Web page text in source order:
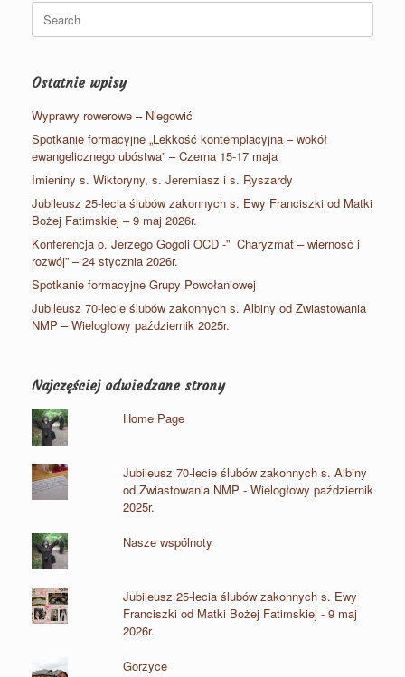
Search
for:
Ostatnie wpisy
Wyprawy rowerowe – Niegowić
Spotkanie formacyjne „Lekkość kontemplacyjna – wokół
ewangelicznego ubóstwa” – Czerna 15-17 maja
Imieniny s. Wiktoryny, s. Jeremiasz i s. Ryszardy
Jubileusz 25-lecia ślubów zakonnych s. Ewy Franciszki od Matki
Bożej Fatimskiej – 9 maj 2026r.
Konferencja o. Jerzego Gogoli OCD -” Charyzmat – wierność i
rozwój” – 24 stycznia 2026r.
Spotkanie formacyjne Grupy Powołaniowej
Jubileusz 70-lecie ślubów zakonnych s. Albiny od Zwiastowania
NMP – Wielogłowy październik 2025r.
Najczęściej odwiedzane strony
Home Page
Jubileusz 70-lecie ślubów zakonnych s. Albiny
od Zwiastowania NMP - Wielogłowy październik
2025r.
Nasze wspólnoty
Jubileusz 25-lecia ślubów zakonnych s. Ewy
Franciszki od Matki Bożej Fatimskiej - 9 maj
2026r.
Gorzyce